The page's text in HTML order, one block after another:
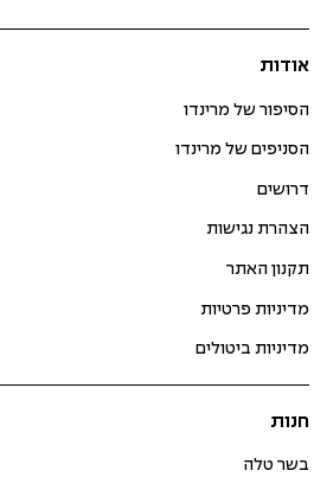
אודות
הסיפור של מרינדו
הסניפים של מרינדו
דרושים
הצהרת נגישות
תקנון האתר
מדיניות פרטיות
מדיניות ביטולים
חנות
בשר טלה